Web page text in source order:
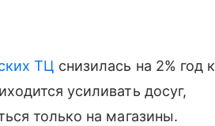
ТЦ снизилась на 2% год к
усиливать досуг,
только на магазины.